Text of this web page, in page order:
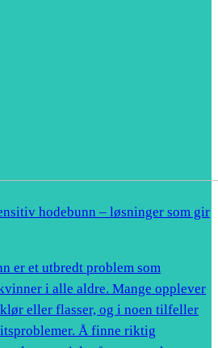
hodebunn – løsninger som gir
er et utbredt problem som
i alle aldre. Mange opplever
eller flasser, og i noen tilfeller
Å finne riktig